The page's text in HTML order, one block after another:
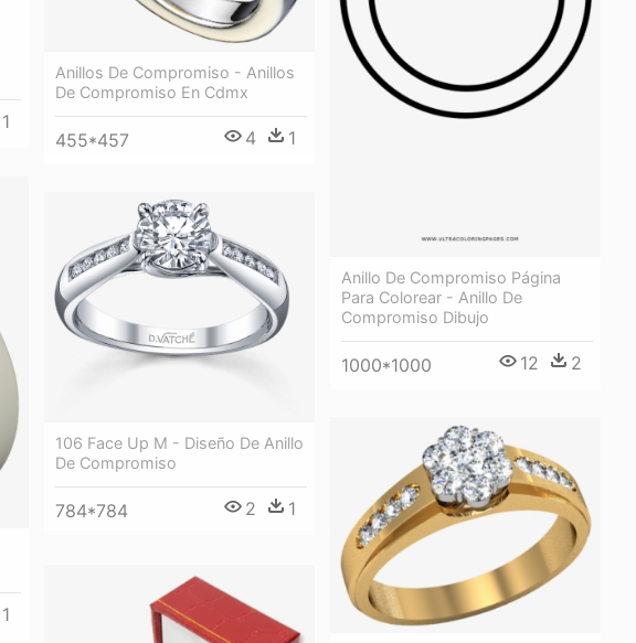
1
Anillos De Compromiso - Anillos
De Compromiso En Cdmx
455*457 4 1
Anillo De Compromiso Página
Para Colorear - Anillo De
Compromiso Dibujo
1000*1000 12 2
1
106 Face Up M - Diseño De Anillo
De Compromiso
784*784 2 1